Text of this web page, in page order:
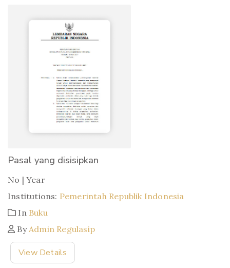
Pasal yang disisipkan
No | Year
Institutions: Pemerintah Republik Indonesia
In Buku
ByAdmin Regulasip
View Details